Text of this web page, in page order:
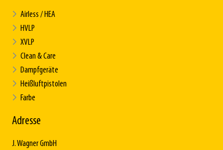
Airless / HEA
HVLP
XVLP
Clean & Care
Dampfgeräte
Heißluftpistolen
Farbe
Adresse
J. Wagner GmbH